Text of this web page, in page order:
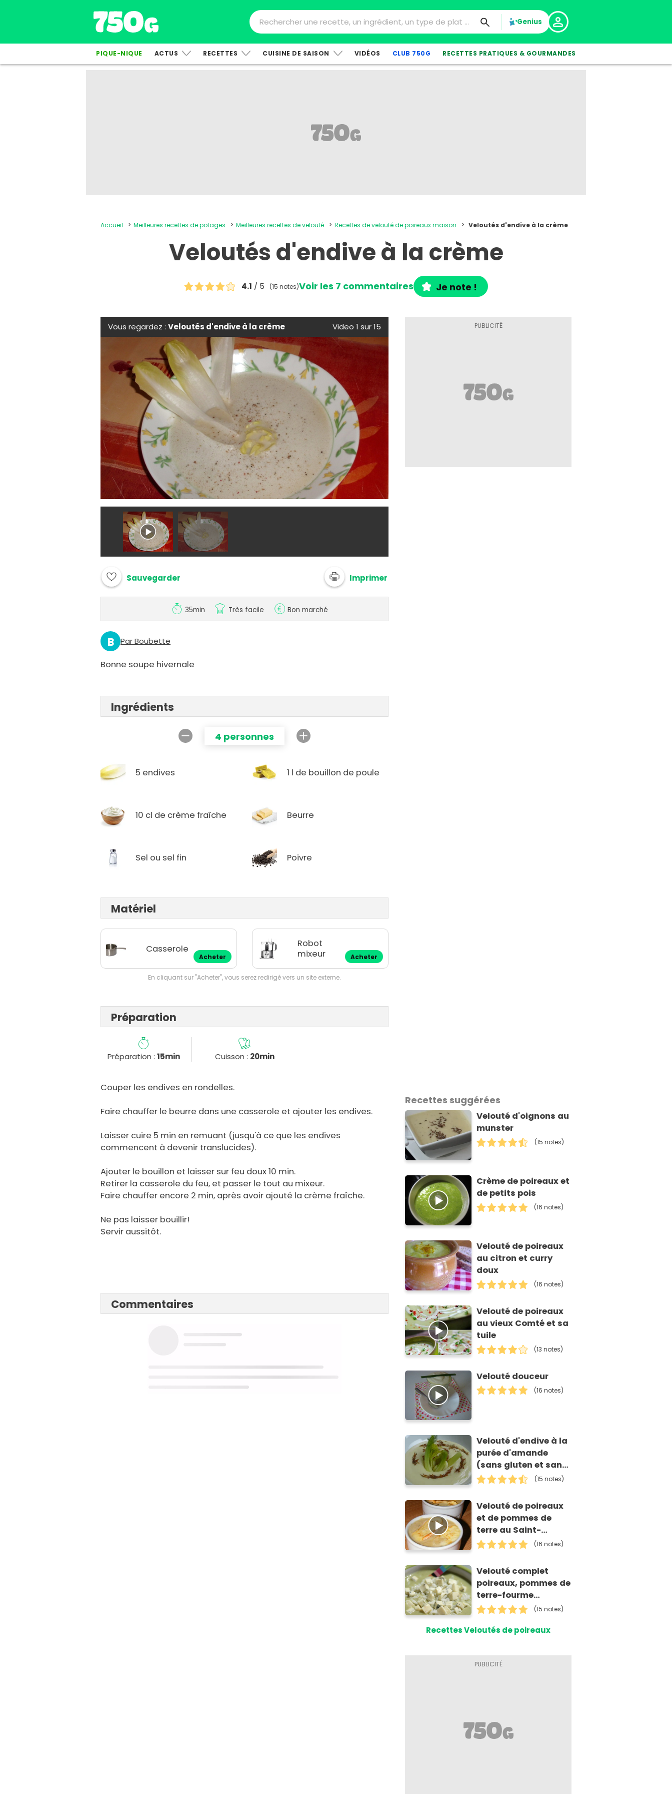
Genius
PIQUE-NIQUE ACTUS RECETTES CUISINE DE SAISON VIDÉOS CLUB 750G RECETTES PRATIQUES & GOURMANDES
Accueil Meilleures recettes de potages Meilleures recettes de velouté Recettes de velouté de poireaux maison Veloutés d'endive à la crème
Veloutés d'endive à la crème
4.1 / 5 (15 notes)Voir les 7 commentaires Je note !
Vous regardez : Veloutés d'endive à la crème Video 1 sur 15
Sauvegarder Imprimer
35min Très facile Bon marché
B Par Boubette
Bonne soupe hivernale
Ingrédients
4 personnes
5 endives 1 l de bouillon de poule
10 cl de crème fraîche Beurre
Sel ou sel fin Poivre
Matériel
Casserole
Acheter
Robot
mixeur
Acheter
En cliquant sur "Acheter", vous serez redirigé vers un site externe.
Préparation
Préparation : 15min Cuisson : 20min
Couper les endives en rondelles.
Faire chauffer le beurre dans une casserole et ajouter les endives.
Laisser cuire 5 min en remuant (jusqu'à ce que les endives
commencent à devenir translucides).
Ajouter le bouillon et laisser sur feu doux 10 min.
Retirer la casserole du feu, et passer le tout au mixeur.
Faire chauffer encore 2 min, après avoir ajouté la crème fraîche.
Ne pas laisser bouillir!
Servir aussitôt.
Commentaires
Recettes suggérées
Velouté d'oignons au
munster
(15 notes)
Crème de poireaux et
de petits pois
(16 notes)
Velouté de poireaux
au citron et curry
doux
(16 notes)
Velouté de poireaux
au vieux Comté et sa
tuile
(13 notes)
Velouté douceur
(16 notes)
Velouté d'endive à la
purée d'amande
(sans gluten et sans
lait)
(15 notes)
Velouté de poireaux
et de pommes de
terre au Saint-
Nectaire
(16 notes)
Velouté complet
poireaux, pommes de
terre-fourme
d'ambert, riz
(15 notes)
Recettes Veloutés de poireaux